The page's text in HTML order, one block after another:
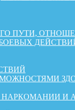
ПУТИ,
И